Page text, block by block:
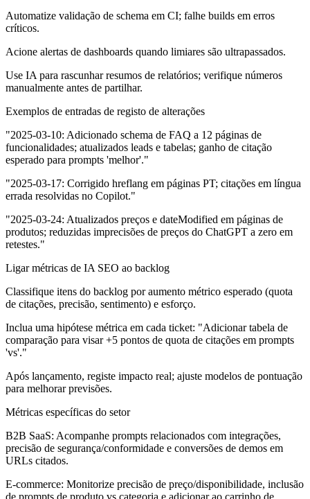
Automatize validação de schema em CI; falhe builds em erros
críticos.
Acione alertas de dashboards quando limiares são ultrapassados.
Use IA para rascunhar resumos de relatórios; verifique números
manualmente antes de partilhar.
Exemplos de entradas de registo de alterações
"2025-03-10: Adicionado schema de FAQ a 12 páginas de
funcionalidades; atualizados leads e tabelas; ganho de citação
esperado para prompts 'melhor'."
"2025-03-17: Corrigido hreflang em páginas PT; citações em língua
errada resolvidas no Copilot."
"2025-03-24: Atualizados preços e dateModified em páginas de
produtos; reduzidas imprecisões de preços do ChatGPT a zero em
retestes."
Ligar métricas de IA SEO ao backlog
Classifique itens do backlog por aumento métrico esperado (quota
de citações, precisão, sentimento) e esforço.
Inclua uma hipótese métrica em cada ticket: "Adicionar tabela de
comparação para visar +5 pontos de quota de citações em prompts
'vs'."
Após lançamento, registe impacto real; ajuste modelos de pontuação
para melhorar previsões.
Métricas específicas do setor
B2B SaaS: Acompanhe prompts relacionados com integrações,
precisão de segurança/conformidade e conversões de demos em
URLs citados.
E-commerce: Monitorize precisão de preço/disponibilidade, inclusão
de prompts de produto vs categoria e adicionar ao carrinho de